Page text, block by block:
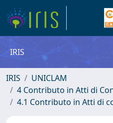
IRIS
IRIS
UNICLAM
4 Contributo in Atti di
4.1 Contributo in Atti di